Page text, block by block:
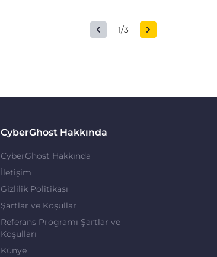
1/3
CyberGhost Hakkında
CyberGhost Hakkında
İletişim
Gizlilik Politikası
Şartlar ve Koşullar
Referans Programı Şartlar ve
Koşulları
Künye